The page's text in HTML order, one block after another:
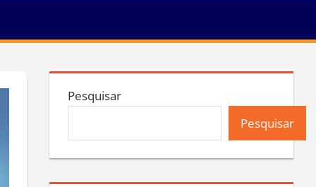
Pesquisar
Pesquisar